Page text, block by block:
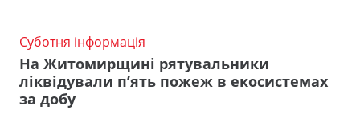
Суботня інформація
На Житомирщині рятувальники
ліквідували п’ять пожеж в екосистемах
за добу